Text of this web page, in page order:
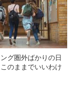
グ圏外ばかりの日
のままでいいわけ